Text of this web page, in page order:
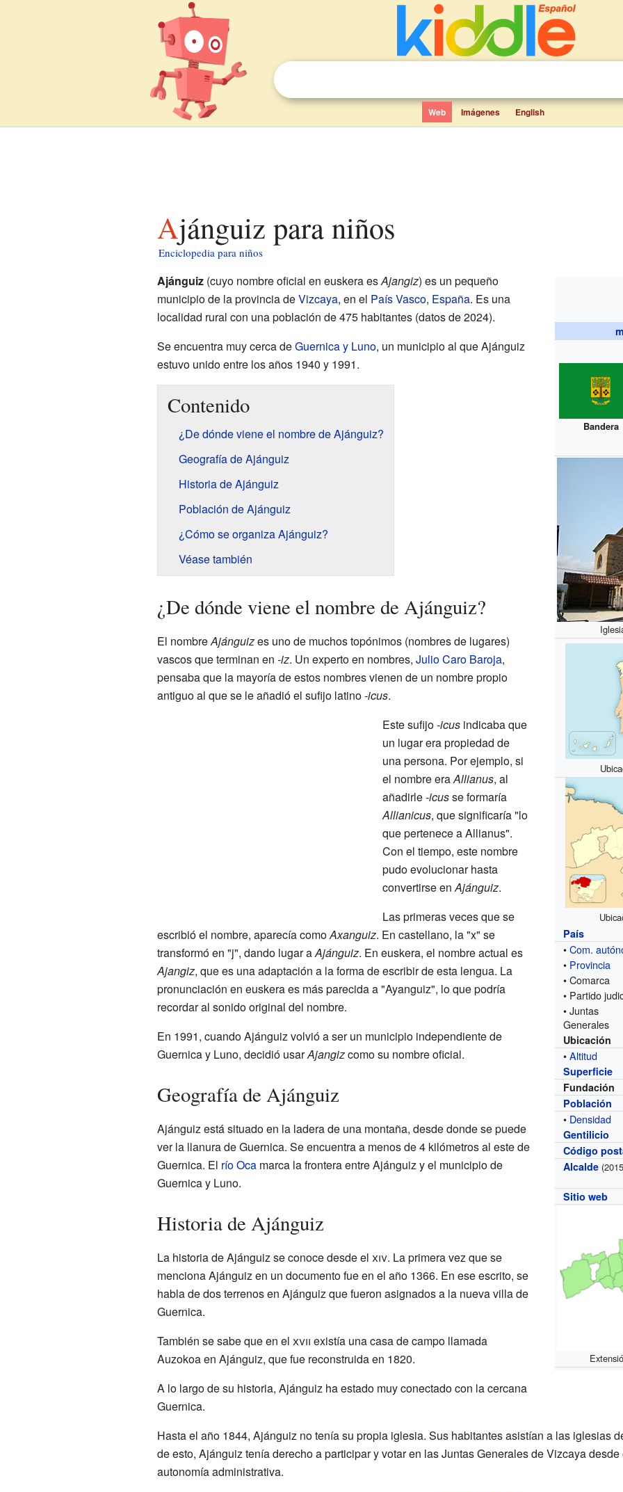
Web Imágenes English
Ajánguiz para niños
Enciclopedia para niños
Bandera
País
•Com.
• Provincia
• Comarca
• Partido
• Juntas
Generales
Ubicación
•Altitud
Superficie
Fundación
Población
• Densidad
Gentilicio
Código
Alcalde
Sitio web
Ajánguiz(cuyo nombre oficial en euskera esAjangiz) es un pequeño
municipio de la provincia deVizcaya, en el País Vasco, España. Es una
localidad rural con una población de 475 habitantes (datos de 2024).
Se encuentra muy cerca deGuernica y Luno, un municipio al que Ajánguiz
estuvo unido entre los años 1940 y 1991.
Contenido
¿De dónde viene el nombre de Ajánguiz?
Geografía de Ajánguiz
Historia de Ajánguiz
Población de Ajánguiz
¿Cómo se organiza Ajánguiz?
Véase también
¿De dónde viene el nombre de Ajánguiz?
El nombreAjánguizes uno de muchos topónimos (nombres de lugares)
vascos que terminan en -iz. Un experto en nombres, Julio Caro Baroja,
pensaba que la mayoría de estos nombres vienen de un nombre propio
antiguo al que se le añadió el sufijo latino-icus.
Este sufijo-icusindicaba que
un lugar era propiedad de
una persona. Por ejemplo, si
el nombre eraAllianus, al
añadirle-icusse formaría
Allianicus, que significaría "lo
que pertenece a Allianus".
Con el tiempo, este nombre
pudo evolucionar hasta
convertirse enAjánguiz.
Las primeras veces que se
escribió el nombre, aparecía comoAxanguiz. En castellano, la "x" se
transformó en "j", dando lugar aAjánguiz. En euskera, el nombre actual es
Ajangiz, que es una adaptación a la forma de escribir de esta lengua. La
pronunciación en euskera es más parecida a "Ayanguiz", lo que podría
recordar al sonido original del nombre.
En 1991, cuando Ajánguiz volvió a ser un municipio independiente de
Guernica y Luno, decidió usarAjangizcomo su nombre oficial.
Geografía de Ajánguiz
Ajánguiz está situado en la ladera de una montaña, desde donde se puede
ver la llanura de Guernica. Se encuentra a menos de 4 kilómetros al este de
Guernica. El río Ocamarca la frontera entre Ajánguiz y el municipio de
Guernica y Luno.
Historia de Ajánguiz
La historia de Ajánguiz se conoce desde el xiv. La primera vez que se
menciona Ajánguiz en un documento fue en el año 1366. En ese escrito, se
habla de dos terrenos en Ajánguiz que fueron asignados a la nueva villa de
Guernica.
También se sabe que en el xvii existía una casa de campo llamada
Auzokoa en Ajánguiz, que fue reconstruida en 1820.
A lo largo de su historia, Ajánguiz ha estado muy conectado con la cercana
Guernica.
Hasta el año 1844, Ajánguiz no tenía su propia iglesia. Sus habitantes asistían a las iglesias
de esto, Ajánguiz tenía derecho a participar y votar en las Juntas Generales de Vizcaya desde
autonomía administrativa.